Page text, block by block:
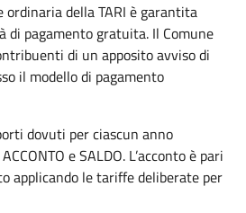
della TARI è garantita
di pagamento gratuita. Il Comune
di un apposito avviso di
il modello di pagamento
dovuti per ciascun anno
e SALDO. L’acconto è pari
applicando le tariffe deliberate per